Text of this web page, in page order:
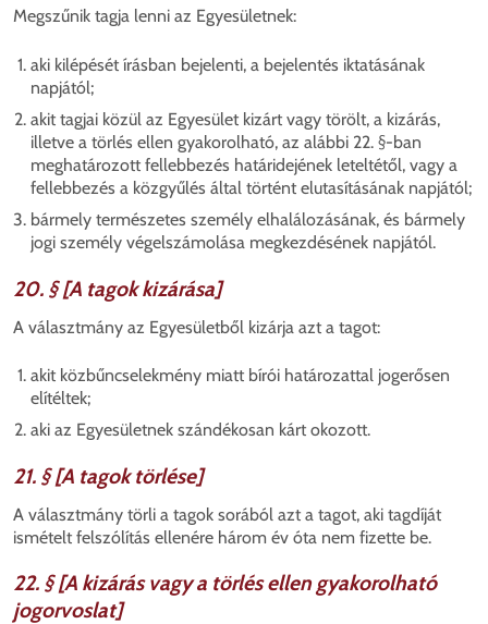
Megszűnik tagja lenni az Egyesületnek:
aki kilépését írásban bejelenti, a bejelentés iktatásának
napjától;
akit tagjai közül az Egyesület kizárt vagy törölt, a kizárás,
illetve a törlés ellen gyakorolható, az alábbi 22. §-ban
meghatározott fellebbezés határidejének leteltétől, vagy a
fellebbezés a közgyűlés által történt elutasításának napjától;
bármely természetes személy elhalálozásának, és bármely
jogi személy végelszámolása megkezdésének napjától.
20. § [A tagok kizárása]
A választmány az Egyesületből kizárja azt a tagot:
akit közbűncselekmény miatt bírói határozattal jogerősen
elítéltek;
aki az Egyesületnek szándékosan kárt okozott.
21. § [A tagok törlése]
A választmány törli a tagok sorából azt a tagot, aki tagdíját
ismételt felszólítás ellenére három év óta nem fizette be.
22. § [A kizárás vagy a törlés ellen gyakorolható
jogorvoslat]